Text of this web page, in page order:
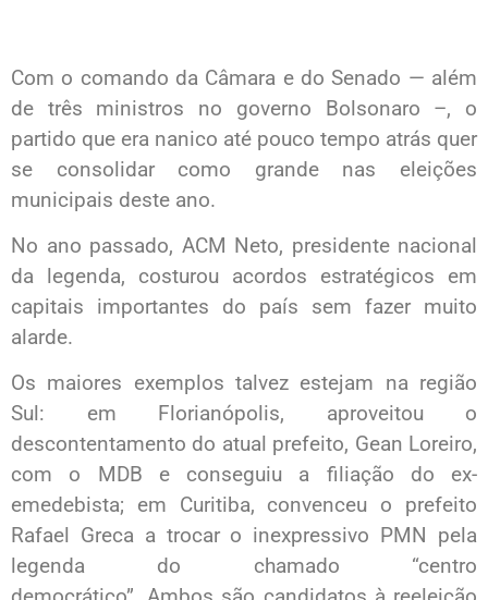
Com o comando da Câmara e do Senado — além
de três ministros no governo Bolsonaro –, o
partido que era nanico até pouco tempo atrás quer
se consolidar como grande nas eleições
municipais deste ano.
No ano passado, ACM Neto, presidente nacional
da legenda, costurou acordos estratégicos em
capitais importantes do país sem fazer muito
alarde.
Os maiores exemplos talvez estejam na região
Sul: em Florianópolis, aproveitou o
descontentamento do atual prefeito, Gean Loreiro,
com o MDB e conseguiu a filiação do ex-
emedebista; em Curitiba, convenceu o prefeito
Rafael Greca a trocar o inexpressivo PMN pela
legenda do chamado “centro